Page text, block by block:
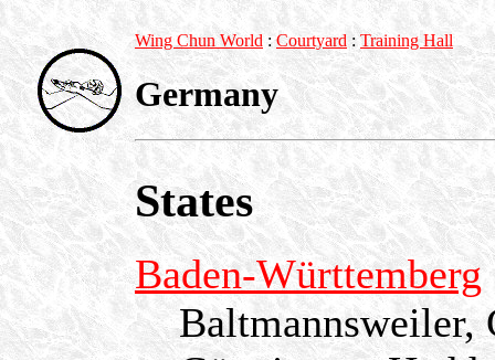
Wing Chun World :Courtyard : Training Hall
Germany
States
Baden-Württemberg
Baltmannsweiler,